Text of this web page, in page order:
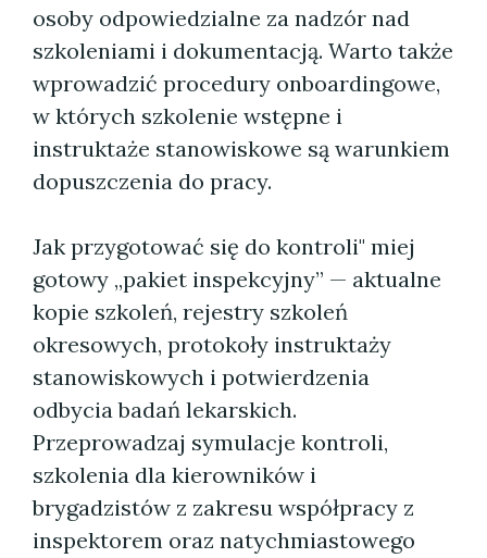
osoby odpowiedzialne za nadzór nad
szkoleniami i dokumentacją. Warto także
wprowadzić procedury onboardingowe,
w których szkolenie wstępne i
instruktaże stanowiskowe są warunkiem
dopuszczenia do pracy.
Jak przygotować się do kontroli" miej
gotowy „pakiet inspekcyjny” — aktualne
kopie szkoleń, rejestry szkoleń
okresowych, protokoły instruktaży
stanowiskowych i potwierdzenia
odbycia badań lekarskich.
Przeprowadzaj symulacje kontroli,
szkolenia dla kierowników i
brygadzistów z zakresu współpracy z
inspektorem oraz natychmiastowego